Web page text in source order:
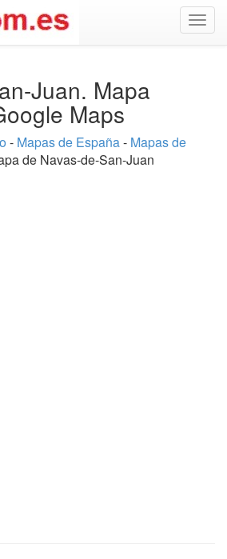
Juan. Mapa
Maps
- Mapas de España- Mapas de
de Navas-de-San-Juan